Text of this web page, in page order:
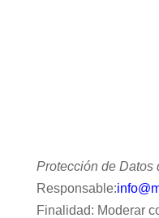
Protección de Datos
Responsable:
Finalidad: Moderar